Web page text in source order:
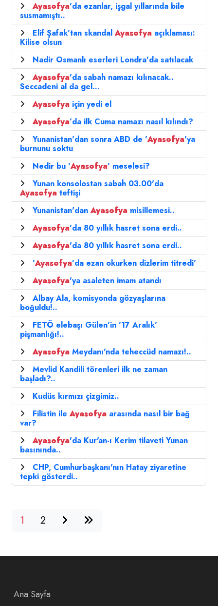
Ayasofya'da ezanlar, işgal yıllarında bile
susmamıştı..
Elif Şafak'tan skandalAyasofya açıklaması:
Kilise olsun
Nadir Osmanlı eserleri Londra'da satılacak
Ayasofya'da sabah namazı kılınacak..
Seccadeni al da gel...
Ayasofya için yedi el
Ayasofya’da ilk Cuma namazı nasıl kılındı?
Yunanistan'dan sonra ABD de 'Ayasofya'ya
burnunu soktu
Nedir bu 'Ayasofya' meselesi?
Yunan konsolostan sabah 03.00'da
Ayasofya teftişi
Yunanistan'danAyasofya misillemesi..
Ayasofya'da 80 yıllık hasret sona erdi..
Ayasofya'da 80 yıllık hasret sona erdi..
'Ayasofya’da ezan okurken dizlerim titredi'
Ayasofya'ya asaleten imam atandı
Albay Ala, komisyonda gözyaşlarına
boğuldu!..
FETÖ elebaşı Gülen'in '17 Aralık'
pişmanlığı!..
Ayasofya Meydanı'nda teheccüd namazı!..
Mevlid Kandili törenleri ilk ne zaman
başladı?..
Kudüs kırmızı çizgimiz..
Filistin ileAyasofya arasında nasıl bir bağ
var?
Ayasofya'da Kur'an-ı Kerim tilaveti Yunan
basınında..
CHP, Cumhurbaşkanı'nın Hatay ziyaretine
tepki gösterdi..
1 2
Ana Sayfa